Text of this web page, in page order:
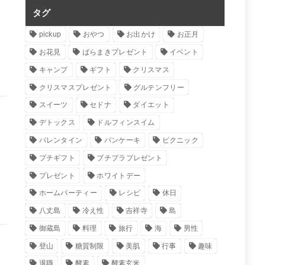
タグ
pickup おやつ お出かけ お正月
お花見 ばらまきプレゼント イベント
キャンプ ギフト クリスマス
クリスマスプレゼント グルテンフリー
スイーツ セドナ ダイエット
デトックス ドルフィンスイム
バレンタイン パンケーキ ピクニック
プチギフト プチプラプレゼント
プレゼント ホワイトデー
ホームパーティー レシピ 休日
八丈島 冷え性 吉祥寺 島
御蔵島 料理 旅行 海 男性
登山 糖質制限 美肌 行事 趣味